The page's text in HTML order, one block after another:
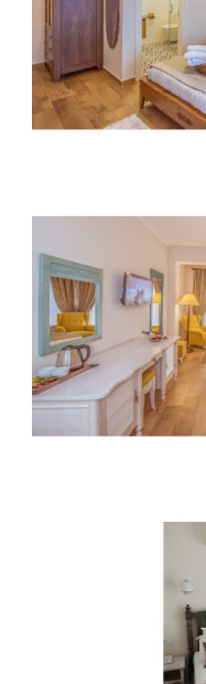
1. ODA
Katı,Odaya özel